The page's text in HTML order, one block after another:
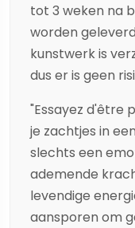
tot 3 weken na
worden
kunstwerk is
dus er is geen
"Essayez d'être
je zachtjes in
slechts een
ademende
levendige
aansporen om